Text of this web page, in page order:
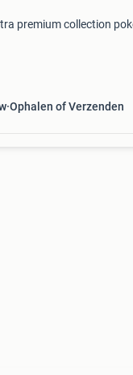
premium collection
Ophalen of Verzenden